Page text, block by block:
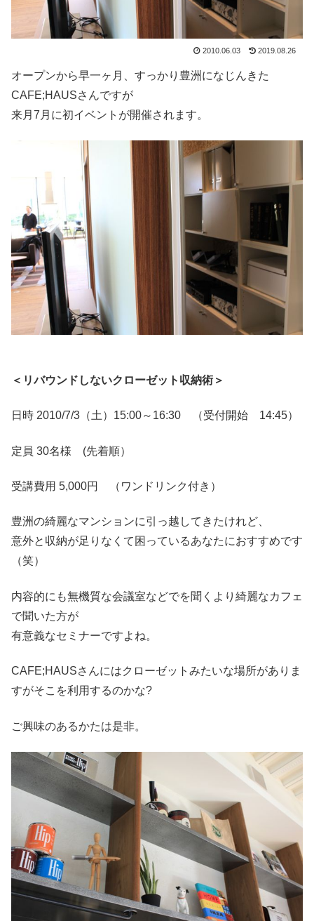
2010.06.03 2019.08.26
オープンから早一ヶ月、すっかり豊洲になじんきた
CAFE;HAUSさんですが
来月7月に初イベントが開催されます。
＜リバウンドしないクローゼット収納術＞
日時 2010/7/3（土）15:00～16:30 （受付開始 14:45）
定員 30名様 (先着順）
受講費用 5,000円 （ワンドリンク付き）
豊洲の綺麗なマンションに引っ越してきたけれど、
意外と収納が足りなくて困っているあなたにおすすめです
（笑）
内容的にも無機質な会議室などでを聞くより綺麗なカフェ
で聞いた方が
有意義なセミナーですよね。
CAFE;HAUSさんにはクローゼットみたいな場所がありま
すがそこを利用するのかな?
ご興味のあるかたは是非。